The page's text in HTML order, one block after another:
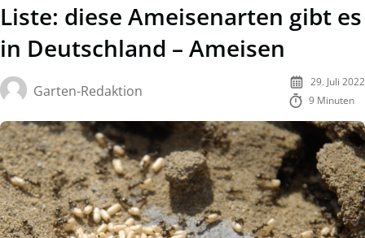
Liste: diese Ameisenarten gibt es
in Deutschland – Ameisen
Garten-Redaktion
29. Juli 2022
9 Minuten